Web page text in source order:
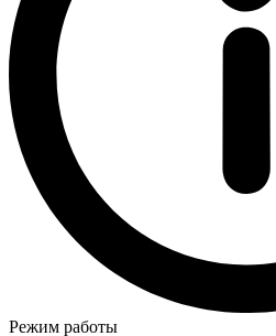
Режим работы